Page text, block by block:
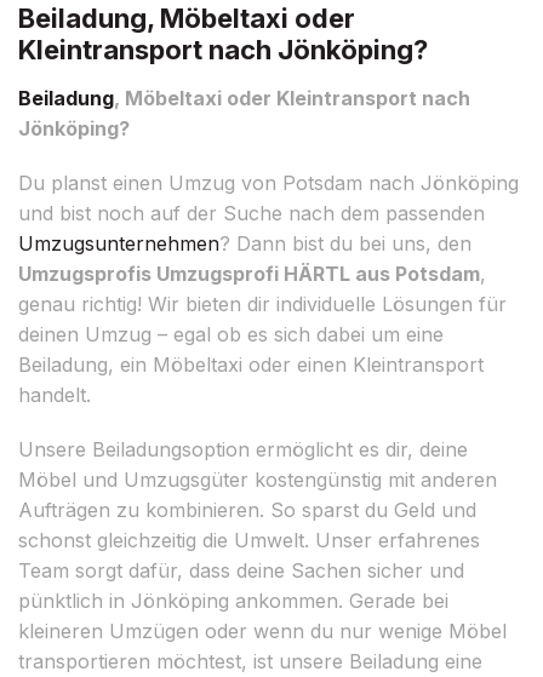
Beiladung, Möbeltaxi oder
Kleintransport nach Jönköping?
Beiladung, Möbeltaxi oder Kleintransport nach
Jönköping?
Du planst einen Umzug von Potsdam nach Jönköping
und bist noch auf der Suche nach dem passenden
Umzugsunternehmen? Dann bist du bei uns, den
Umzugsprofis Umzugsprofi HÄRTL aus Potsdam,
genau richtig! Wir bieten dir individuelle Lösungen für
deinen Umzug – egal ob es sich dabei um eine
Beiladung, ein Möbeltaxi oder einen Kleintransport
handelt.
Unsere Beiladungsoption ermöglicht es dir, deine
Möbel und Umzugsgüter kostengünstig mit anderen
Aufträgen zu kombinieren. So sparst du Geld und
schonst gleichzeitig die Umwelt. Unser erfahrenes
Team sorgt dafür, dass deine Sachen sicher und
pünktlich in Jönköping ankommen. Gerade bei
kleineren Umzügen oder wenn du nur wenige Möbel
transportieren möchtest, ist unsere Beiladung eine